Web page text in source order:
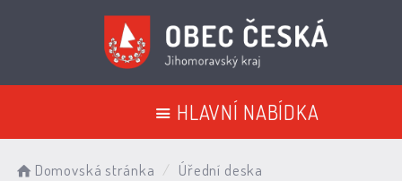
HLAVNÍ NABÍDKA
Domovská stránka
Úřední deska